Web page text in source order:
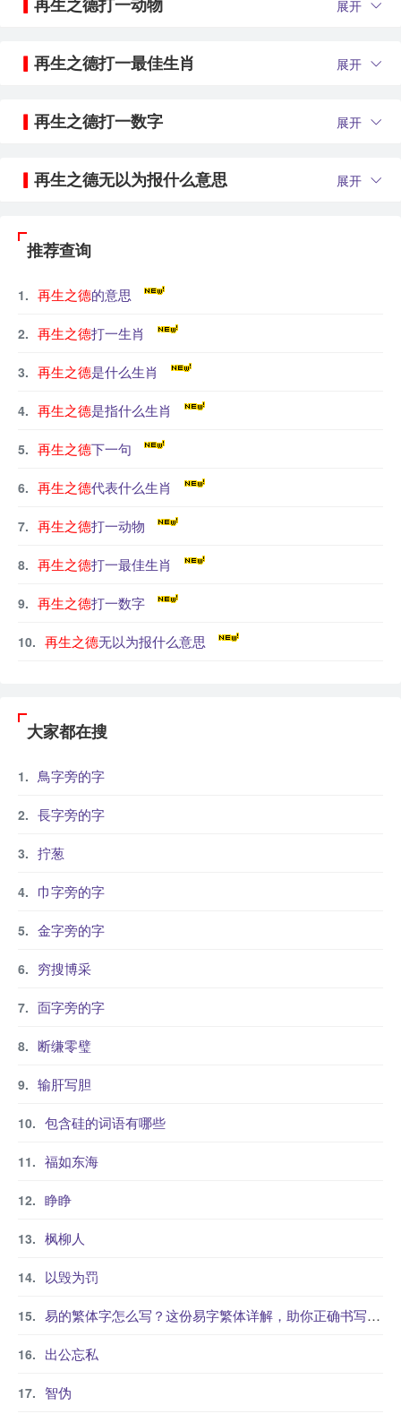
再生之德打一动物 展开
再生之德打一最佳生肖 展开
再生之德打一数字 展开
再生之德无以为报什么意思 展开
推荐查询
再生之德的意思
再生之德打一生肖
再生之德是什么生肖
再生之德是指什么生肖
再生之德下一句
再生之德代表什么生肖
再生之德打一动物
再生之德打一最佳生肖
再生之德打一数字
再生之德无以为报什么意思
大家都在搜
鳥字旁的字
長字旁的字
拧葱
巾字旁的字
金字旁的字
穷搜博采
靣字旁的字
断缣零璧
输肝写胆
包含硅的词语有哪些
福如东海
睁睁
枫柳人
以毁为罚
易的繁体字怎么写？这份易字繁体详解，助你正确书写汉字_汉字繁体学习
出公忘私
智伪